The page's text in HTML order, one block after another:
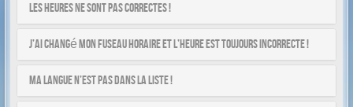
Les heures ne sont pas correctes !
J’ai changé mon fuseau horaire et l’heure est toujours incorrecte !
Ma langue n’est pas dans la liste !